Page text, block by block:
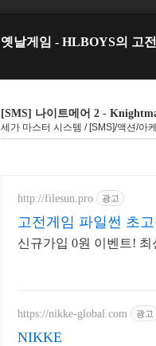
옛날게임 - HLBOYS의 고
[SMS] 나이트메어 2 -
세가 마스터 시스템 / [SMS]/액션/아
http://filesun.pro 광고
고전게임 파일썬 초
신규가입 0원 이벤트!
https://nikke-global.com 광고
NIKKE